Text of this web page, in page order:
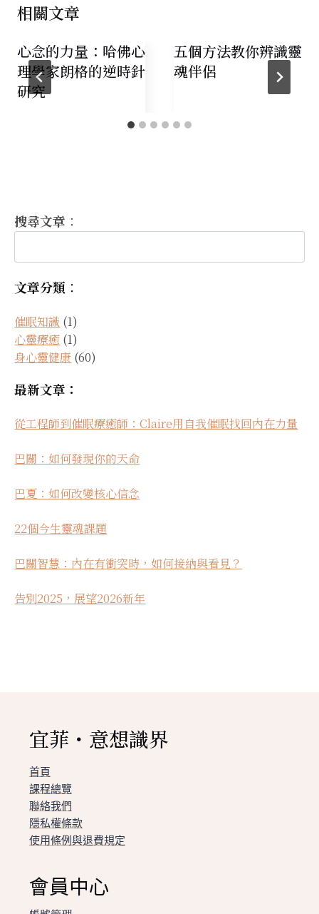
相關文章
心念的力量：哈佛心
理學家朗格的逆時針
研究
五個方法教你辨識靈
魂伴侶
搜尋文章 ：
文章分類 ：
催眠知識 (1)
心靈療癒 (1)
身心靈健康 (60)
最新文章：
從工程師到催眠療癒師：Claire用自我催眠找回內在力量
巴關：如何發現你的天命
巴夏：如何改變核心信念
22個今生靈魂課題
巴關智慧：內在有衝突時，如何接納與看見？
告別2025，展望2026新年
宜菲・意想識界
首頁
課程總覽
聯絡我們
隱私權條款
使用條例與退費規定
會員中心